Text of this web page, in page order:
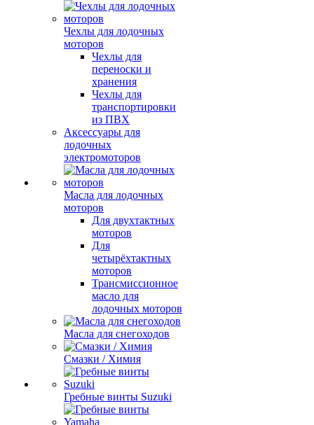
Чехлы для лодочных
моторов
Чехлы для
переноски и
хранения
Чехлы для
транспортировки
из ПВХ
Аксессуары для
лодочных
электромоторов
Масла для лодочных
моторов
Для двухтактных
моторов
Для
четырёхтактных
моторов
Трансмиссионное
масло для
лодочных моторов
Масла для снегоходов
Смазки / Химия
Гребные винты Suzuki